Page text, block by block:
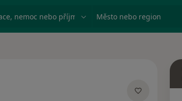
nemoc nebo příjmení Město nebo region